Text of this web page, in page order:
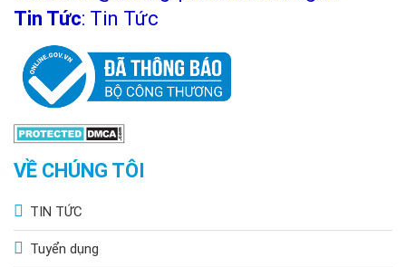
Tin Tức: Tin Tức
VỀ CHÚNG TÔI
TIN TỨC
Tuyển dụng